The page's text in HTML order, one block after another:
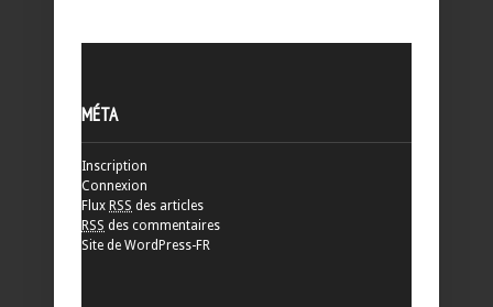
MÉTA
Inscription
Connexion
Flux RSS des articles
RSS des commentaires
Site de WordPress-FR